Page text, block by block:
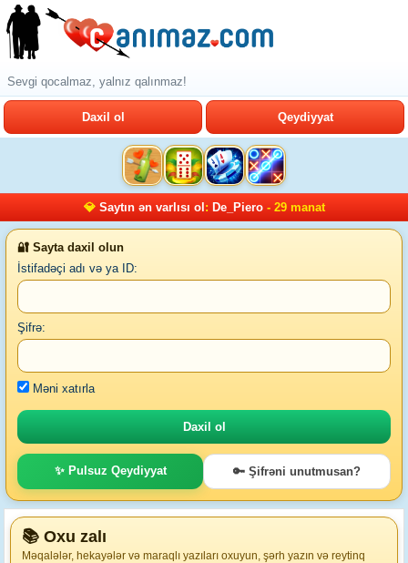
Sevgi qocalmaz, yalnız qalınmaz!
Daxil ol Qeydiyyat
💎 Saytın ən varlısı ol : De_Piero- 29 manat
🔐 Sayta daxil olun
İstifadəçi adı və ya ID:
Şifrə:
Məni xatırla
✨ Pulsuz Qeydiyyat 🔑 Şifrəni unutmusan?
📚 Oxu zalı
Məqalələr, hekayələr və maraqlı yazıları oxuyun, şərh yazın və reytinq